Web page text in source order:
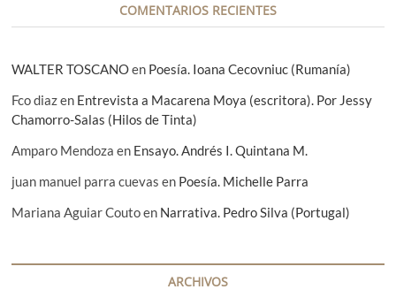
a
s
COMENTARIOS RECIENTES
WALTER TOSCANOen Poesía. Ioana Cecovniuc (Rumanía)
Fco diazen Entrevista a Macarena Moya (escritora). Por Jessy
Chamorro-Salas (Hilos de Tinta)
Amparo Mendoza en Ensayo. Andrés I. Quintana M.
juan manuel parra cuevas en Poesía. Michelle Parra
Mariana Aguiar Coutoen Narrativa. Pedro Silva (Portugal)
ARCHIVOS